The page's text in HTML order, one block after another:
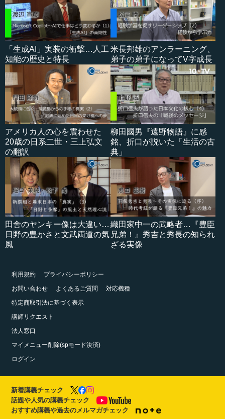
「生成AI」実装の衝撃…人工
知能の歴史と特長
米長邦雄のアンラーニング、
弟子の弟子になってV字成長
アメリカ人の心を震わせた
20歳の日系二世・三上弘文
の翻訳
柳田國男『遠野物語』に感
銘、折口が説いた「生活の古
典」
田舎のヤンキー像は大違い…
日野の豊かさと文武両道の気
風
織田家中一の武略者…『豊臣
兄弟！』秀吉と秀長の知られ
ざる実像
利用規約
プライバシーポリシー
お問い合わせ
よくあるご質問
対応機種
特定商取引法に基づく表示
講師リクエスト
法人窓口
マイメニュー削除(spモード決済)
ログイン
新着講義チェック
話題や人気の講義チェック
おすすめ講義や過去のメルマガチェック